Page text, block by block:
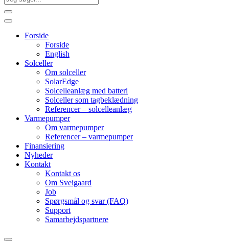
Forside
Forside
English
Solceller
Om solceller
SolarEdge
Solcelleanlæg med batteri
Solceller som tagbeklædning
Referencer – solcelleanlæg
Varmepumper
Om varmepumper
Referencer – varmepumper
Finansiering
Nyheder
Kontakt
Kontakt os
Om Sveigaard
Job
Spørgsmål og svar (FAQ)
Support
Samarbejdspartnere